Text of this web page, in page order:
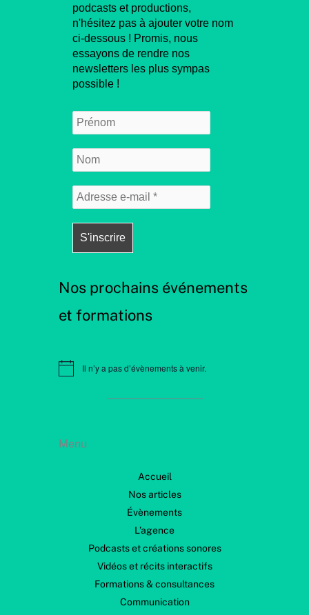
podcasts et productions,
n'hésitez pas à ajouter votre nom
ci-dessous ! Promis, nous
essayons de rendre nos
newsletters les plus sympas
possible !
Nos prochains événements
et formations
Il n’y a pas d’évènements à venir.
Menu
Accueil
Nos articles
Évènements
L’agence
Podcasts et créations sonores
Vidéos et récits interactifs
Formations & consultances
Communication